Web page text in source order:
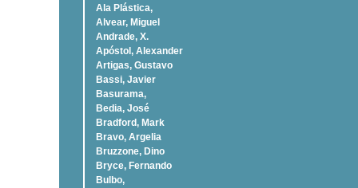
Ala Plástica,
Alvear, Miguel
Andrade, X.
Apóstol, Alexander
Artigas, Gustavo
Bassi, Javier
Basurama,
Bedia, José
Bradford, Mark
Bravo, Argelia
Bruzzone, Dino
Bryce, Fernando
Bulbo,